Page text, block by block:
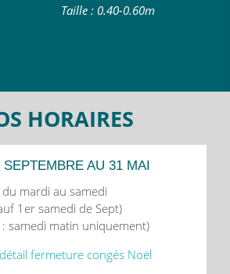
Taille : 0.40-0.60m
HORAIRES
SEPTEMBRE AU 31 MAI
du mardi au samedi
1er samedi de Sept)
: samedi matin uniquement)
fermeture congés Noël